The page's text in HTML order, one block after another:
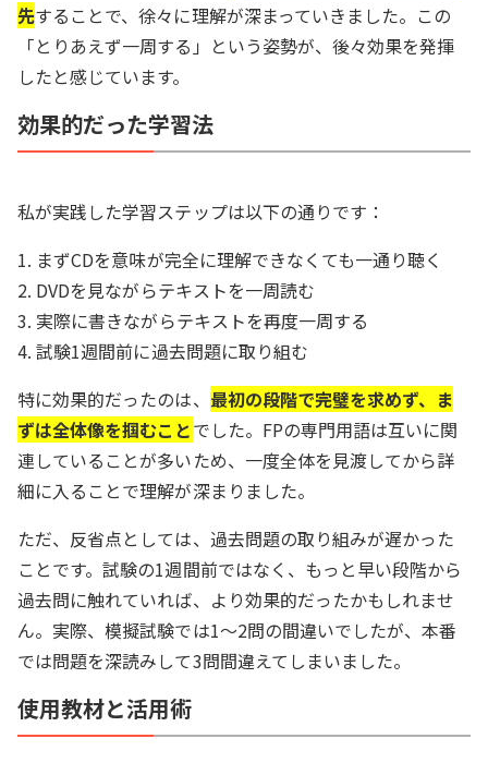
先することで、徐々に理解が深まっていきました。この
「とりあえず一周する」という姿勢が、後々効果を発揮
したと感じています。
効果的だった学習法
私が実践した学習ステップは以下の通りです：
1. まずCDを意味が完全に理解できなくても一通り聴く
2. DVDを見ながらテキストを一周読む
3. 実際に書きながらテキストを再度一周する
4. 試験1週間前に過去問題に取り組む
特に効果的だったのは、 最初の段階で完璧を求めず、ま
ずは全体像を掴むことでした。FPの専門用語は互いに関
連していることが多いため、一度全体を見渡してから詳
細に入ることで理解が深まりました。
ただ、反省点としては、過去問題の取り組みが遅かった
ことです。試験の1週間前ではなく、もっと早い段階から
過去問に触れていれば、より効果的だったかもしれませ
ん。実際、模擬試験では1〜2問の間違いでしたが、本番
では問題を深読みして3問間違えてしまいました。
使用教材と活用術